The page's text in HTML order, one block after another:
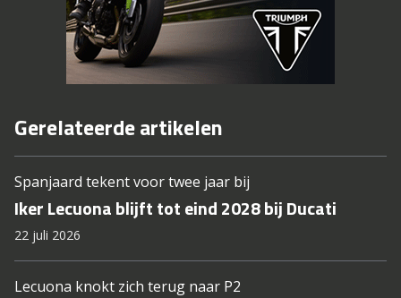
Gerelateerde artikelen
Spanjaard tekent voor twee jaar bij
Iker Lecuona blijft tot eind 2028 bij Ducati
22 juli 2026
Lecuona knokt zich terug naar P2